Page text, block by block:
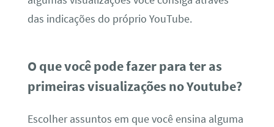
das indicações do próprio YouTube.
O que você pode fazer para ter as
primeiras visualizações no Youtube?
Escolher assuntos em que você ensina alguma